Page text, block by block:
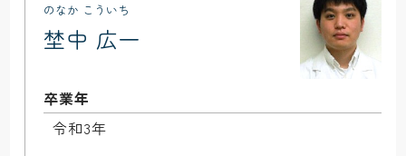
のなか こういち
埜中 広一
卒業年
令和3年